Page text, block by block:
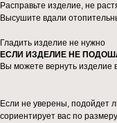
Расправьте изделие, не
Высушите вдали
Гладить изделие не нужно
ЕСЛИ ИЗДЕЛИЕ НЕ
Вы можете вернуть изделие
Если не уверены,
сориентирует вас по